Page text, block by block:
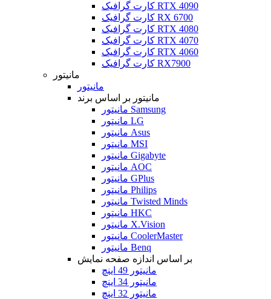
کارت گرافیک RTX 4090
کارت گرافیک RX 6700
کارت گرافیک RTX 4080
کارت گرافیک RTX 4070
کارت گرافیک RTX 4060
کارت گرافیک RX7900
مانیتور
مانیتور
مانیتور بر اساس برند
مانیتور Samsung
مانیتور LG
مانیتور Asus
مانیتور MSI
مانیتور Gigabyte
مانیتور AOC
مانیتور GPlus
مانیتور Philips
مانیتور Twisted Minds
مانیتور HKC
مانیتور X.Vision
مانیتور CoolerMaster
مانیتور Benq
بر اساس اندازه صفحه نمایش
مانیتور 49 اینچ
مانیتور 34 اینچ
مانیتور 32 اینچ